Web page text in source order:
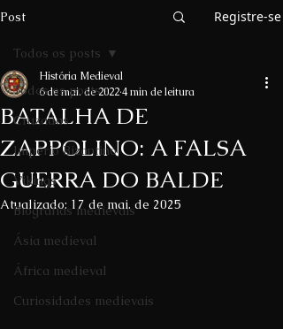
Post Registre-se
Todos os posts
Cruzadas
Império Bizantino
Vikings
Biografias medievais
Ásia medieval
África medieval
Curiosidades medievais
Todos os posts
BATALHA DE
ZAPPOLINO: A FALSA
GUERRA DO BALDE
História Medieval
6 de mai. de 20224 min de leitura
Atualizado: 17 de mai. de 2025